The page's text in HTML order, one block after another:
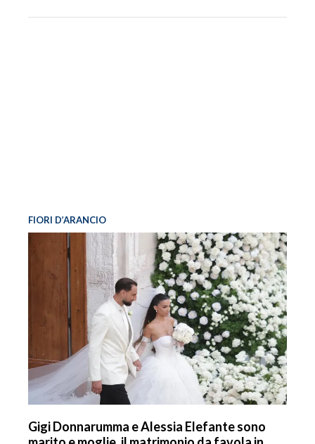
FIORI D’ARANCIO
Gigi Donnarumma e Alessia Elefante sono